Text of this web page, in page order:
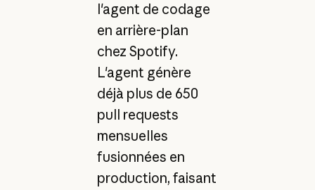
l'agent de codage
en arrière-plan
chez Spotify.
L'agent génère
déjà plus de 650
pull requests
mensuelles
fusionnées en
production, faisant